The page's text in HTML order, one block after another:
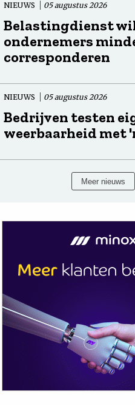
NIEUWS 05 augustus 2026
Belastingdienst
ondernemers
corresponderen
NIEUWS 05 augustus 2026
Bedrijven testen
weerbaarheid met
Meer nieuws